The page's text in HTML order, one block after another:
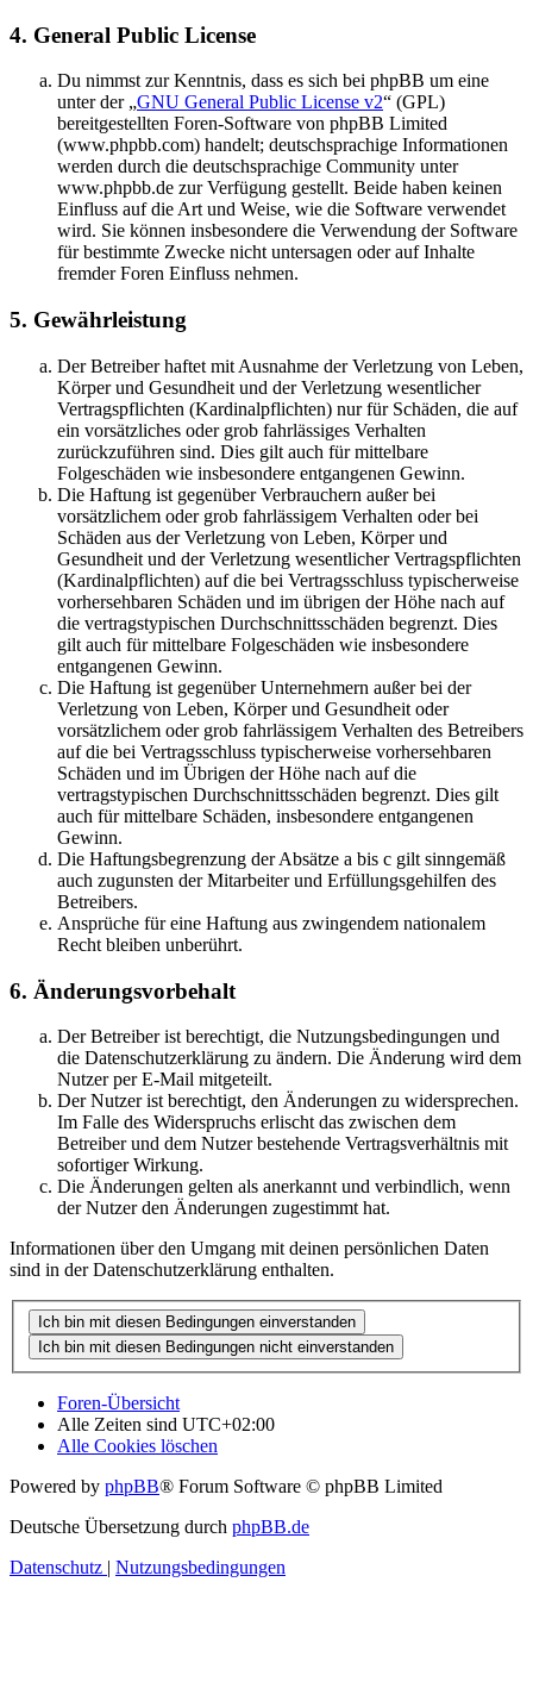
4. General Public License
Du nimmst zur Kenntnis, dass es sich bei phpBB um eine
unter der „GNU General Public License v2“ (GPL)
bereitgestellten Foren-Software von phpBB Limited
(www.phpbb.com) handelt; deutschsprachige Informationen
werden durch die deutschsprachige Community unter
www.phpbb.de zur Verfügung gestellt. Beide haben keinen
Einfluss auf die Art und Weise, wie die Software verwendet
wird. Sie können insbesondere die Verwendung der Software
für bestimmte Zwecke nicht untersagen oder auf Inhalte
fremder Foren Einfluss nehmen.
5. Gewährleistung
Der Betreiber haftet mit Ausnahme der Verletzung von Leben,
Körper und Gesundheit und der Verletzung wesentlicher
Vertragspflichten (Kardinalpflichten) nur für Schäden, die auf
ein vorsätzliches oder grob fahrlässiges Verhalten
zurückzuführen sind. Dies gilt auch für mittelbare
Folgeschäden wie insbesondere entgangenen Gewinn.
Die Haftung ist gegenüber Verbrauchern außer bei
vorsätzlichem oder grob fahrlässigem Verhalten oder bei
Schäden aus der Verletzung von Leben, Körper und
Gesundheit und der Verletzung wesentlicher Vertragspflichten
(Kardinalpflichten) auf die bei Vertragsschluss typischerweise
vorhersehbaren Schäden und im übrigen der Höhe nach auf
die vertragstypischen Durchschnittsschäden begrenzt. Dies
gilt auch für mittelbare Folgeschäden wie insbesondere
entgangenen Gewinn.
Die Haftung ist gegenüber Unternehmern außer bei der
Verletzung von Leben, Körper und Gesundheit oder
vorsätzlichem oder grob fahrlässigem Verhalten des Betreibers
auf die bei Vertragsschluss typischerweise vorhersehbaren
Schäden und im Übrigen der Höhe nach auf die
vertragstypischen Durchschnittsschäden begrenzt. Dies gilt
auch für mittelbare Schäden, insbesondere entgangenen
Gewinn.
Die Haftungsbegrenzung der Absätze a bis c gilt sinngemäß
auch zugunsten der Mitarbeiter und Erfüllungsgehilfen des
Betreibers.
Ansprüche für eine Haftung aus zwingendem nationalem
Recht bleiben unberührt.
6. Änderungsvorbehalt
Der Betreiber ist berechtigt, die Nutzungsbedingungen und
die Datenschutzerklärung zu ändern. Die Änderung wird dem
Nutzer per E-Mail mitgeteilt.
Der Nutzer ist berechtigt, den Änderungen zu widersprechen.
Im Falle des Widerspruchs erlischt das zwischen dem
Betreiber und dem Nutzer bestehende Vertragsverhältnis mit
sofortiger Wirkung.
Die Änderungen gelten als anerkannt und verbindlich, wenn
der Nutzer den Änderungen zugestimmt hat.
Informationen über den Umgang mit deinen persönlichen Daten
sind in der Datenschutzerklärung enthalten.
Foren-Übersicht
Alle Zeiten sind UTC+02:00
Alle Cookies löschen
Powered by phpBB® Forum Software © phpBB Limited
Deutsche Übersetzung durch phpBB.de
Datenschutz | Nutzungsbedingungen